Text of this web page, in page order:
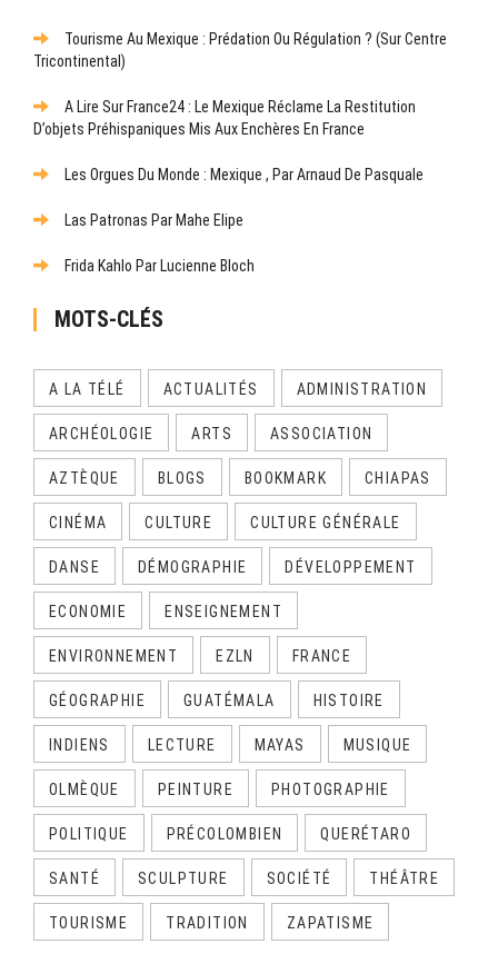
Tourisme Au Mexique : Prédation Ou Régulation ? (Sur Centre
Tricontinental)
A Lire Sur France24 : Le Mexique Réclame La Restitution
D’objets Préhispaniques Mis Aux Enchères En France
Les Orgues Du Monde : Mexique , Par Arnaud De Pasquale
Las Patronas Par Mahe Elipe
Frida Kahlo Par Lucienne Bloch
MOTS-CLÉS
A LA TÉLÉ ACTUALITÉS ADMINISTRATION
ARCHÉOLOGIE ARTS ASSOCIATION
AZTÈQUE BLOGS BOOKMARK CHIAPAS
CINÉMA CULTURE CULTURE GÉNÉRALE
DANSE DÉMOGRAPHIE DÉVELOPPEMENT
ECONOMIE ENSEIGNEMENT
ENVIRONNEMENT EZLN FRANCE
GÉOGRAPHIE GUATÉMALA HISTOIRE
INDIENS LECTURE MAYAS MUSIQUE
OLMÈQUE PEINTURE PHOTOGRAPHIE
POLITIQUE PRÉCOLOMBIEN QUERÉTARO
SANTÉ SCULPTURE SOCIÉTÉ THÉÂTRE
TOURISME TRADITION ZAPATISME